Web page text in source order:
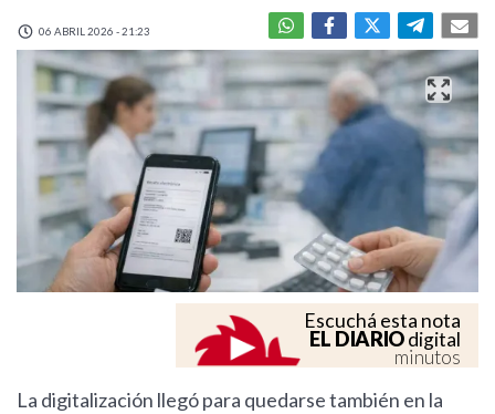
06 ABRIL 2026 - 21:23
Escuchá esta nota
EL DIARIOdigital
minutos
La digitalización llegó para quedarse también en la